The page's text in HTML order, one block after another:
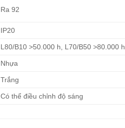
Ra 92
IP20
L80/B10 >50.000 h, L70/B50 >80.000 h
Nhựa
Trắng
Có thể điều chỉnh độ sáng